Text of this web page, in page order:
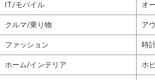
IT/モバイル オ
クルマ/乗り物 ア
ファッション 時
ホーム/インテリア ホ